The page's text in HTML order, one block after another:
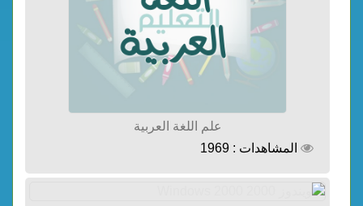
علم اللغة العربية
المشاهدات : 1969